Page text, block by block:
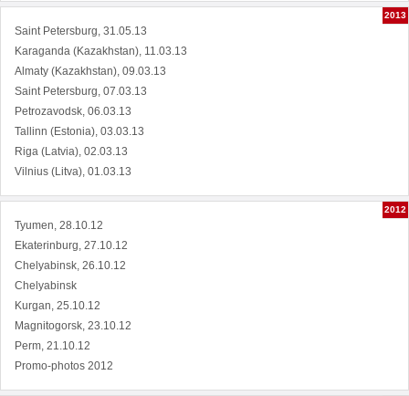
2013
Saint Petersburg, 31.05.13
Karaganda (Kazakhstan), 11.03.13
Almaty (Kazakhstan), 09.03.13
Saint Petersburg, 07.03.13
Petrozavodsk, 06.03.13
Tallinn (Estonia), 03.03.13
Riga (Latvia), 02.03.13
Vilnius (Litva), 01.03.13
2012
Tyumen, 28.10.12
Ekaterinburg, 27.10.12
Chelyabinsk, 26.10.12
Chelyabinsk
Kurgan, 25.10.12
Magnitogorsk, 23.10.12
Perm, 21.10.12
Promo-photos 2012